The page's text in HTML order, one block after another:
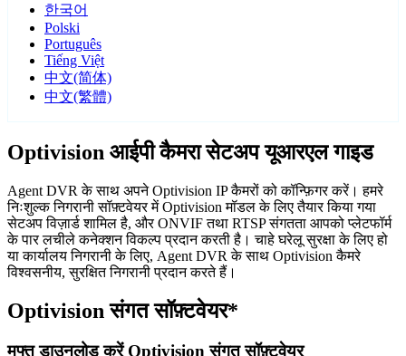
한국어
Polski
Português
Tiếng Việt
中文(简体)
中文(繁體)
Optivision आईपी कैमरा सेटअप यूआरएल गाइड
Agent DVR के साथ अपने Optivision IP कैमरों को कॉन्फ़िगर करें। हमरे
निःशुल्क निगरानी सॉफ़्टवेयर में Optivision मॉडल के लिए तैयार किया गया
सेटअप विज़ार्ड शामिल है, और ONVIF तथा RTSP संगतता आपको प्लेटफॉर्म
के पार लचीले कनेक्शन विकल्प प्रदान करती है। चाहे घरेलू सुरक्षा के लिए हो
या कार्यालय निगरानी के लिए, Agent DVR के साथ Optivision कैमरे
विश्वसनीय, सुरक्षित निगरानी प्रदान करते हैं।
Optivision संगत सॉफ़्टवेयर*
मुफ्त डाउनलोड करें Optivision संगत सॉफ़्टवेयर